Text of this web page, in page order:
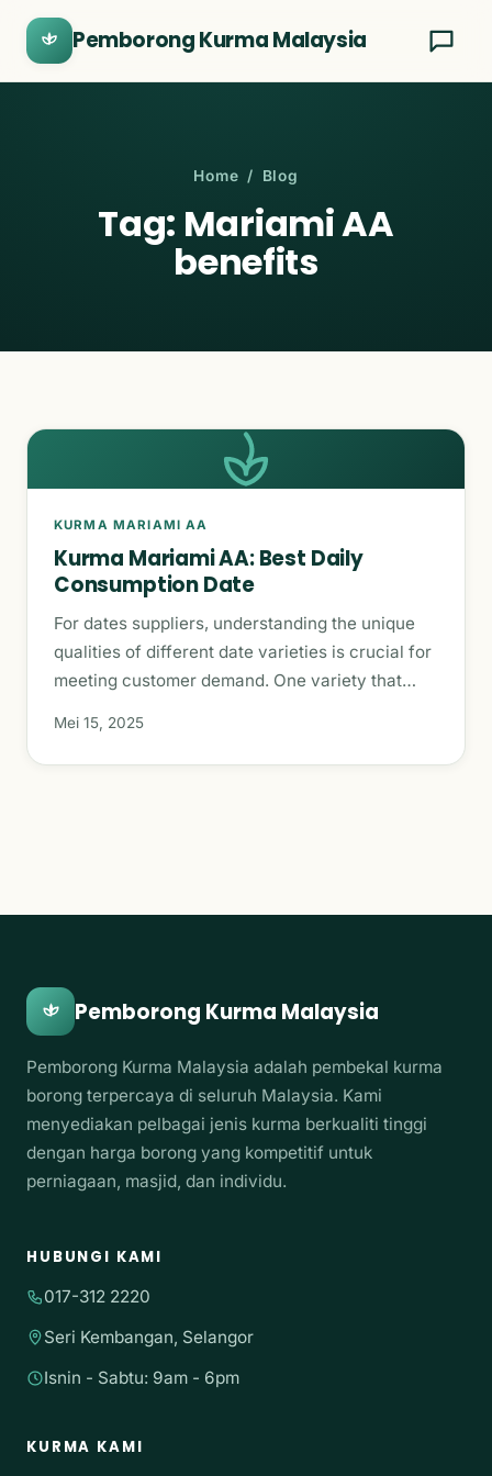
Pemborong Kurma Malaysia
Home / Blog
Tag: Mariami AA
benefits
KURMA MARIAMI AA
Kurma Mariami AA: Best Daily
Consumption Date
For dates suppliers, understanding the unique
qualities of different date varieties is crucial for
meeting customer demand. One variety that…
Mei 15, 2025
Pemborong Kurma Malaysia
Pemborong Kurma Malaysia adalah pembekal kurma
borong terpercaya di seluruh Malaysia. Kami
menyediakan pelbagai jenis kurma berkualiti tinggi
dengan harga borong yang kompetitif untuk
perniagaan, masjid, dan individu.
HUBUNGI KAMI
017-312 2220
Seri Kembangan, Selangor
Isnin - Sabtu: 9am - 6pm
KURMA KAMI